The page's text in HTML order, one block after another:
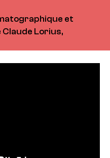
et
Claude Lorius,